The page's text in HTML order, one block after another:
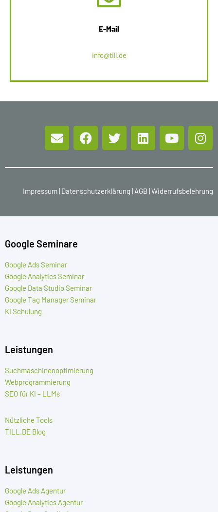
E-Mail
info@till.de
Impressum Datenschutzerklärung AGB Widerrufsbelehrung
Google Seminare
Google Ads Seminar
Google Analytics Seminar
Google Data Studio Seminar
Google Tag Manager Seminar
KI Schulung
Leistungen
Suchmaschinenoptimierung
Webprogrammierung
SEO für KI – LLMs
Nützliche Tools
TILL.DE Blog
Leistungen
Google Ads Agentur
Google Analytics Agentur